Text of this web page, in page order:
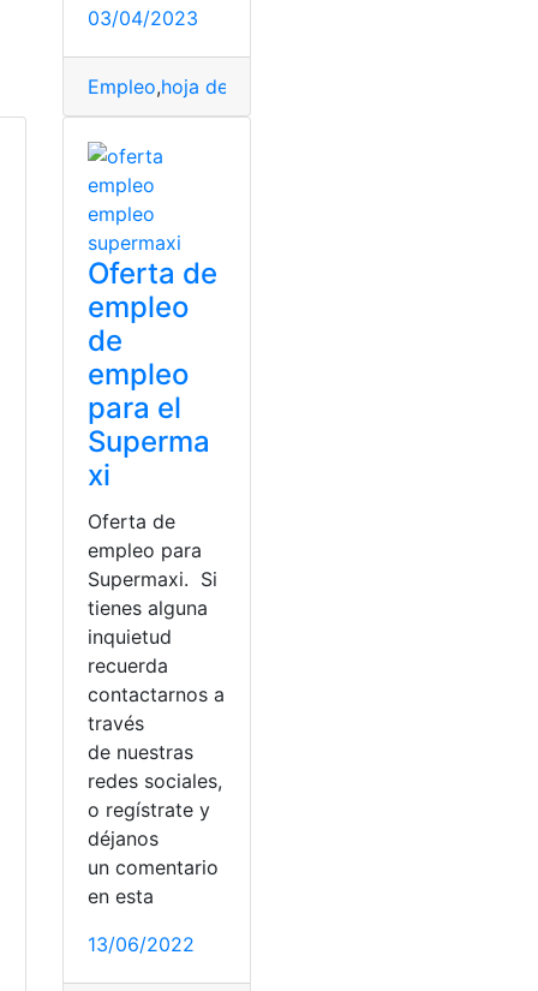
03/04/2023
Empleo,hoja de vida
Oferta de
empleo
de
empleo
para el
Superma
xi
Oferta de
empleo para
Supermaxi. Si
tienes alguna
inquietud
recuerda
contactarnos a
través
de nuestras
redes sociales,
o regístrate y
déjanos
un comentario
en esta
13/06/2022